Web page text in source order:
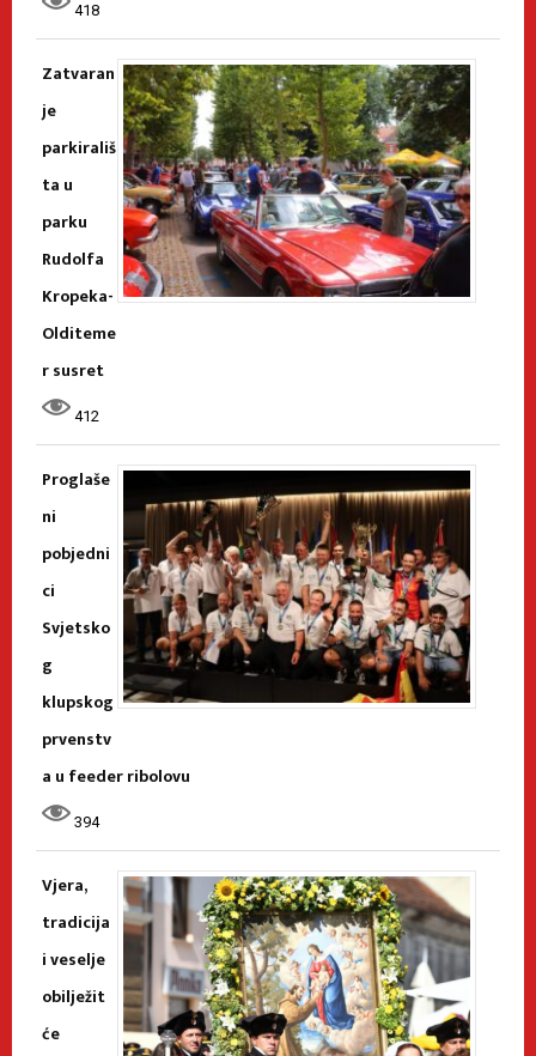
418
Zatvaran
je
parkirališ
ta u
parku
Rudolfa
Kropeka-
Olditeme
r susret
412
Proglaše
ni
pobjedni
ci
Svjetsko
g
klupskog
prvenstv
a u feeder ribolovu
394
Vjera,
tradicija
i veselje
obilježit
će